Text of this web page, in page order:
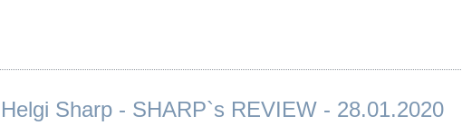
Helgi Sharp - SHARP`s REVIEW - 28.01.2020